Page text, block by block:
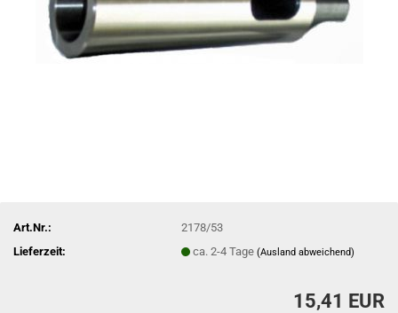
Art.Nr.:
2178/53
Lieferzeit:
ca. 2-4 Tage(Ausland abweichend)
15,41 EUR